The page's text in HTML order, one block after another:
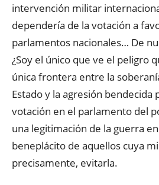
intervención militar
dependería de la votación a
parlamentos nacionales… De
¿Soy el único que ve el peligro
única frontera entre la
Estado y la agresión bendecida
votación en el parlamento del
una legitimación de la guerra
beneplácito de aquellos cuya
precisamente, evitarla.